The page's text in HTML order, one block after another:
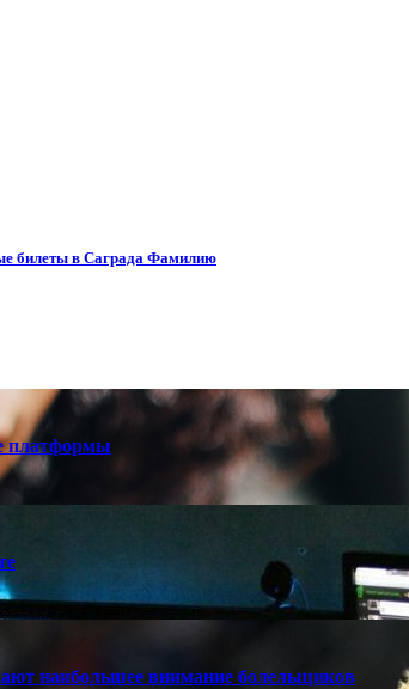
билеты в Саграда Фамилию
платформы
наибольшее внимание болельщиков